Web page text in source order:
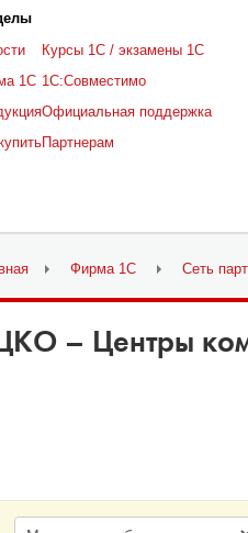
1С
Курсы 1С / экзамены 1С
1С:Совместимо
Официальная поддержка
Партнерам
Фирма 1С Сеть
– Центры